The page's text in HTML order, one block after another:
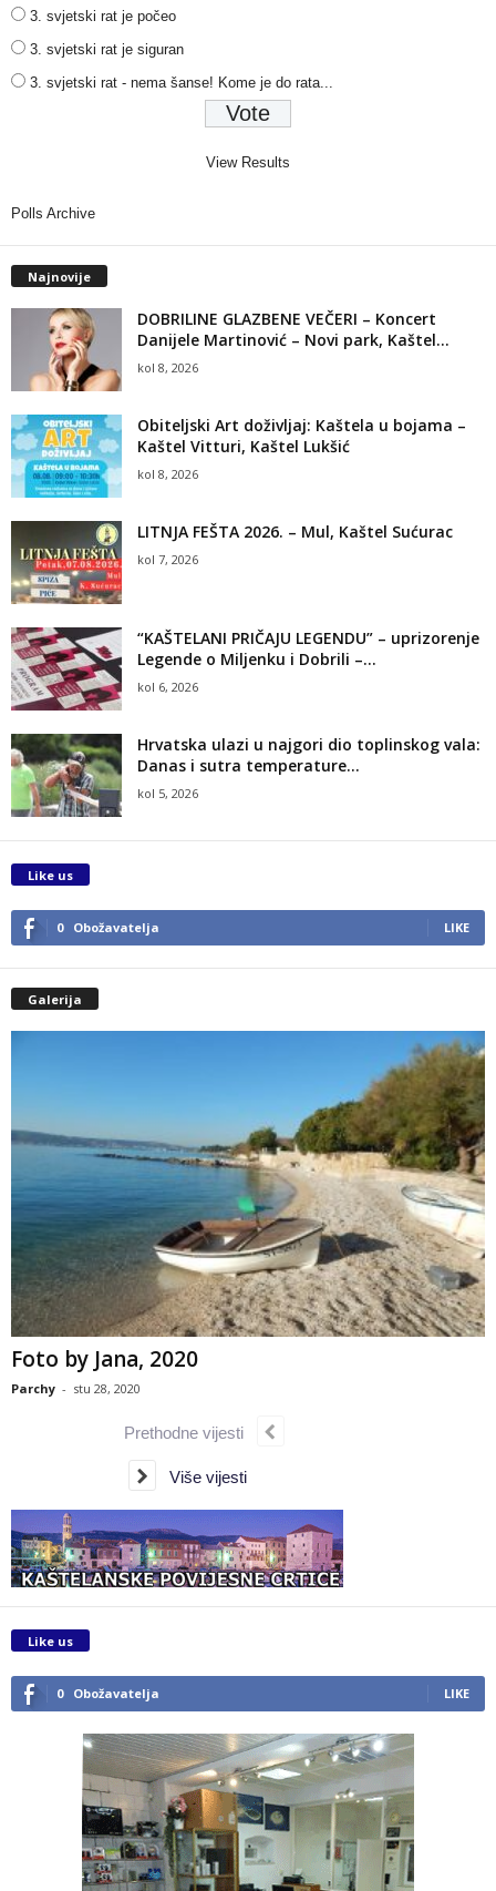
3. svjetski rat je počeo
3. svjetski rat je siguran
3. svjetski rat - nema šanse! Kome je do rata...
View Results
Polls Archive
Najnovije
DOBRILINE GLAZBENE VEČERI – Koncert
Danijele Martinović – Novi park, Kaštel...
kol 8, 2026
Obiteljski Art doživljaj: Kaštela u bojama –
Kaštel Vitturi, Kaštel Lukšić
kol 8, 2026
LITNJA FEŠTA 2026. – Mul, Kaštel Sućurac
kol 7, 2026
“KAŠTELANI PRIČAJU LEGENDU” – uprizorenje
Legende o Miljenku i Dobrili –...
kol 6, 2026
Hrvatska ulazi u najgori dio toplinskog vala:
Danas i sutra temperature...
kol 5, 2026
Like us
0 Obožavatelja LIKE
Galerija
Foto by Jana, 2020
Parchy - stu 28, 2020
Prethodne vijesti
Više vijesti
Like us
0 Obožavatelja LIKE